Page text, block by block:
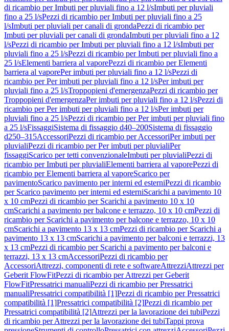
di ricambio per Imbuti per pluviali fino a 12 l/sImbuti per pluviali
fino a 25 l/sPezzi di ricambio per Imbuti per pluviali fino a 25
l/sImbuti per pluviali per canali di grondaPezzi di ricambio per
Imbuti per pluviali per canali di grondaImbuti per pluviali fino a 12
l/sPezzi di ricambio per Imbuti per pluviali fino a 12 l/sImbuti per
pluviali fino a 25 l/sPezzi di ricambio per Imbuti per pluviali fino a
25 l/sElementi barriera al vaporePezzi di ricambio per Elementi
barriera al vaporePer imbuti per pluviali fino a 12 l/sPezzi di
ricambio per Per imbuti per pluviali fino a 12 l/sPer imbuti per
pluviali fino a 25 l/sTroppopieni d'emergenzaPezzi di ricambio per
Troppopieni d'emergenzaPer imbuti per pluviali fino a 12 l/sPezzi di
ricambio per Per imbuti per pluviali fino a 12 l/sPer imbuti per
pluviali fino a 25 l/sPezzi di ricambio per Per imbuti per pluviali fino
a 25 l/sFissaggiSistema di fissaggio d40–200Sistema di fissaggio
d250–315AccessoriPezzi di ricambio per AccessoriPer imbuti per
pluvialiPezzi di ricambio per Per imbuti per pluvialiPer
fissaggiScarico per tetti convenzionaleImbuti per pluvialiPezzi di
ricambio per Imbuti per pluvialiElementi barriera al vaporePezzi di
ricambio per Elementi barriera al vaporeScarico per
pavimentoScarico pavimento per interni ed esterniPezzi di ricambio
per Scarico pavimento per interni ed esterniScarichi a pavimento 10
x 10 cmPezzi di ricambio per Scarichi a pavimento 10 x 10
cmScarichi a pavimento per balcone e terrazzo, 10 x 10 cmPezzi di
ricambio per Scarichi a pavimento per balcone e terrazzo, 10 x 10
cmScarichi a pavimento 13 x 13 cmPezzi di ricambio per Scarichi a
pavimento 13 x 13 cmScarichi a pavimento per balconi e terrazzi, 13
x 13 cmPezzi di ricambio per Scarichi a pavimento per balconi e
terrazzi, 13 x 13 cmAccessoriPezzi di ricambio per
AccessoriAttrezzi, componenti di rete e softwareAttrezziAttrezzi per
Geberit FlowFitPezzi di ricambio per Attrezzi per Geberit
FlowFitPressatrici manualiPezzi di ricambio per Pressatrici
manualiPressatrici compatibilità [1]Pezzi di ricambio per Pressatrici
compatibilità [1]Pressatrici compatibilità [2]Pezzi di ricambio per
Pressatrici compatibilità [2]Attrezzi per la lavorazione dei tubiPezzi
di ricambio per Attrezzi per la lavorazione dei tubiTappi prova